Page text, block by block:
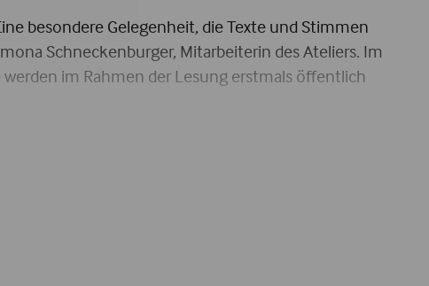
besondere Gelegenheit, die Texte und Stimmen
Schneckenburger, Mitarbeiterin des Ateliers. Im
im Rahmen der Lesung erstmals öffentlich